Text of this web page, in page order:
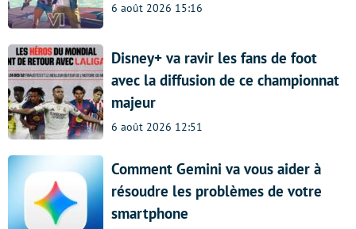
6 août 2026 15:16
Disney+ va ravir les fans de foot
avec la diffusion de ce championnat
majeur
6 août 2026 12:51
Comment Gemini va vous aider à
résoudre les problèmes de votre
smartphone